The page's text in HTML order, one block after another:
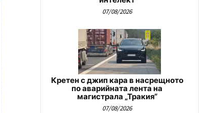
07/08/2026
Кретен с джип кара в насрещното
по аварийната лента на
магистрала „Тракия“
07/08/2026